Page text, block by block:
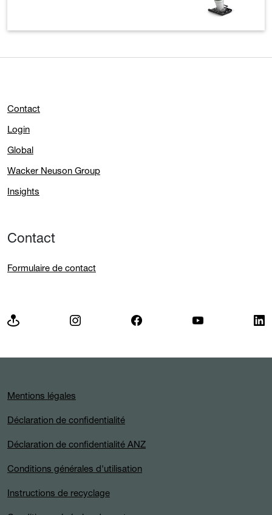
Contact
Login
Global
Wacker Neuson Group
Insights
Contact
Formulaire de contact
Mentions légales
Déclaration de confidentialité
Déclaration de confidentialité ANZ
Conditions générales d'utilisation
Instructions de recyclage